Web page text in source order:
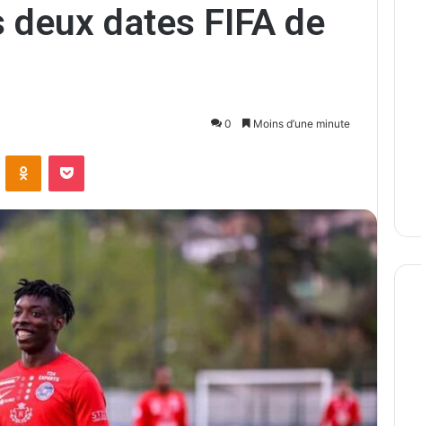
dates FIFA de
0 Moins d’une minute